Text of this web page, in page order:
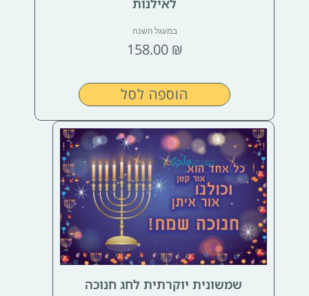
במעגל השנה
158.00 ₪
הוספה לסל
שמשונית יוקרתית לחג חנוכה